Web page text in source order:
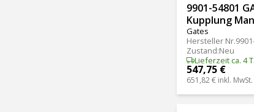
9901-54801
Kupplung
Gates
Hersteller Nr.
Zustand:Neu
Lieferzeit ca. 4
547,75 €
651,82 € inkl.